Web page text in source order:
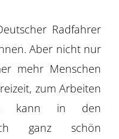
Radfahrer
Aber nicht nur
mehr Menschen
zum Arbeiten
kann in den
ganz schön